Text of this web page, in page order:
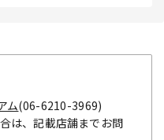
ム(06-6210-3969)
は、記載店舗までお問